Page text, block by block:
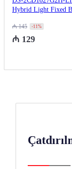
Hybrid Light Fixed
₼145 -11%
₼ 129